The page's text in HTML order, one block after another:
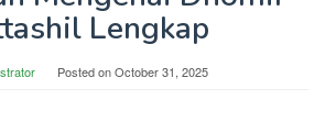
Lengkap
Posted onOctober 31, 2025